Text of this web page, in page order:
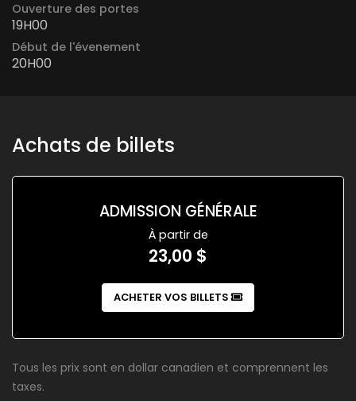
Ouverture des portes
19H00
Début de l'évenement
20H00
Achats de billets
ADMISSION GÉNÉRALE
À partir de
23,00 $
ACHETER VOS BILLETS
Tous les prix sont en dollar canadien et comprennent les
taxes.